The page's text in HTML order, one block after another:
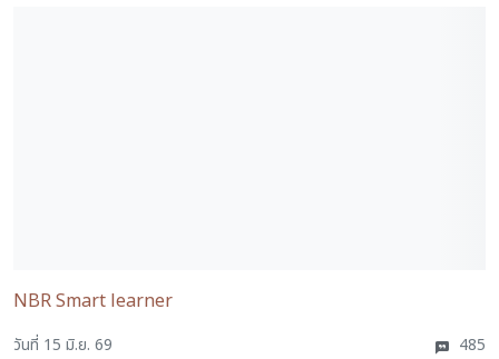
NBR Smart learner
วันที่ 15 มิ.ย. 69 485